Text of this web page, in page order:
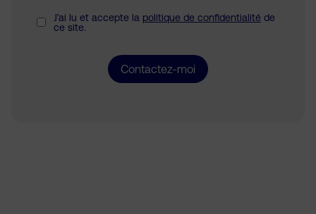
J’ai lu et accepte la politique de confidentialité de
ce site.